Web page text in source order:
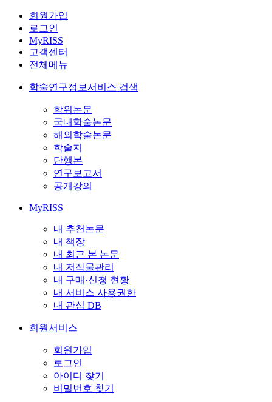
회원가입
로그인
MyRISS
고객센터
전체메뉴
학술연구정보서비스 검색
학위논문
국내학술논문
해외학술논문
학술지
단행본
연구보고서
공개강의
MyRISS
내 추천논문
내 책장
내 최근 본 논문
내 저작물관리
내 구매·신청 현황
내 서비스 사용권한
내 관심 DB
회원서비스
회원가입
로그인
아이디 찾기
비밀번호 찾기